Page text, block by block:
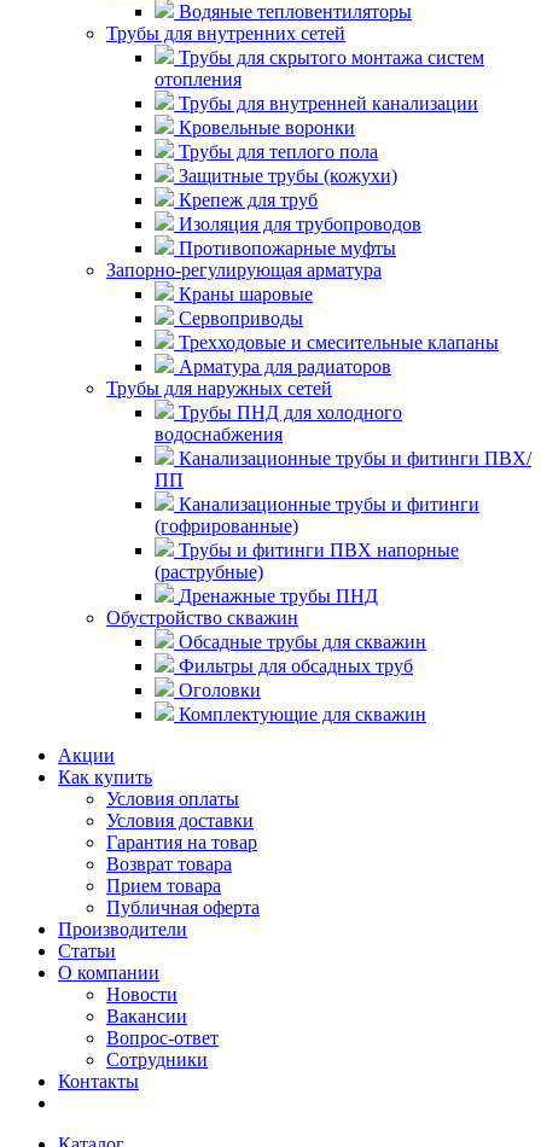
Водяные тепловентиляторы
Трубы для внутренних сетей
Трубы для скрытого монтажа систем
отопления
Трубы для внутренней канализации
Кровельные воронки
Трубы для теплого пола
Защитные трубы (кожухи)
Крепеж для труб
Изоляция для трубопроводов
Противопожарные муфты
Запорно-регулирующая арматура
Краны шаровые
Сервоприводы
Трехходовые и смесительные клапаны
Арматура для радиаторов
Трубы для наружных сетей
Трубы ПНД для холодного
водоснабжения
Канализационные трубы и фитинги ПВХ/
ПП
Канализационные трубы и фитинги
(гофрированные)
Трубы и фитинги ПВХ напорные
(раструбные)
Дренажные трубы ПНД
Обустройство скважин
Обсадные трубы для скважин
Фильтры для обсадных труб
Оголовки
Комплектующие для скважин
Акции
Как купить
Условия оплаты
Условия доставки
Гарантия на товар
Возврат товара
Прием товара
Публичная оферта
Производители
Статьи
О компании
Новости
Вакансии
Вопрос-ответ
Сотрудники
Контакты